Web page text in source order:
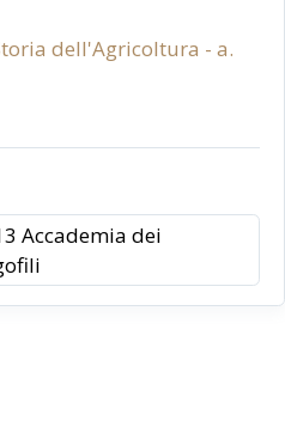
dell'Agricoltura - a.
Accademia dei